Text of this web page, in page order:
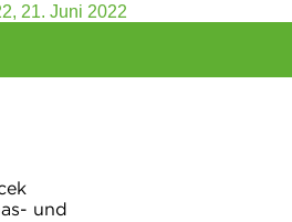
und